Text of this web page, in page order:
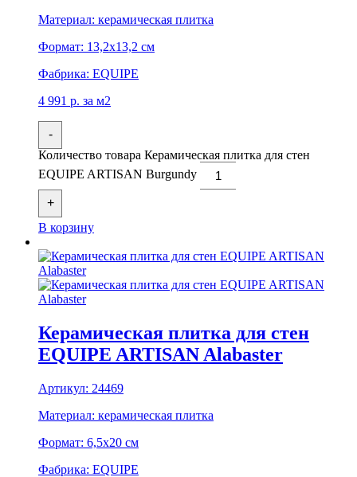
Материал: керамическая плитка
Формат: 13,2x13,2 см
Фабрика: EQUIPE
4 991 р. за м2
-
Количество товара Керамическая плитка для стен
EQUIPE ARTISAN Burgundy
+
В корзину
Керамическая плитка для стен
EQUIPE ARTISAN Alabaster
Артикул: 24469
Материал: керамическая плитка
Формат: 6,5x20 см
Фабрика: EQUIPE